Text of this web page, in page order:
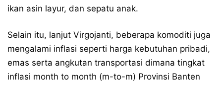
ikan asin layur, dan sepatu anak.
Selain itu, lanjut Virgojanti, beberapa komoditi juga
mengalami inflasi seperti harga kebutuhan pribadi,
emas serta angkutan transportasi dimana tingkat
inflasi month to month (m-to-m) Provinsi Banten